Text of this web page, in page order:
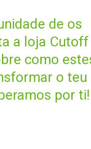
de os
a loja Cutoff
como
o teu
por ti!